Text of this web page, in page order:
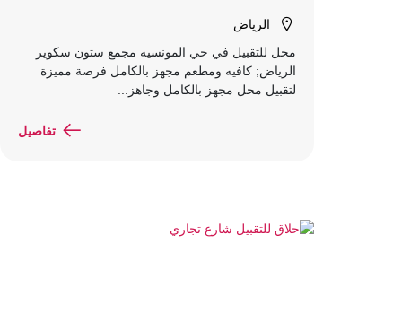
الرياض
محل للتقبيل في حي المونسيه مجمع ستون سكوير
الرياض; كافيه ومطعم مجهز بالكامل فرصة مميزة
لتقبيل محل مجهز بالكامل وجاهز...
تفاصيل